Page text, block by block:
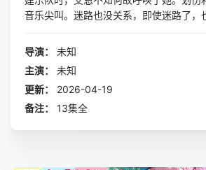
音乐尖叫。迷路也没关系，即使迷路了，
导演：
未知
主演：
未知
更新：
2026-04-19
备注：
13集全